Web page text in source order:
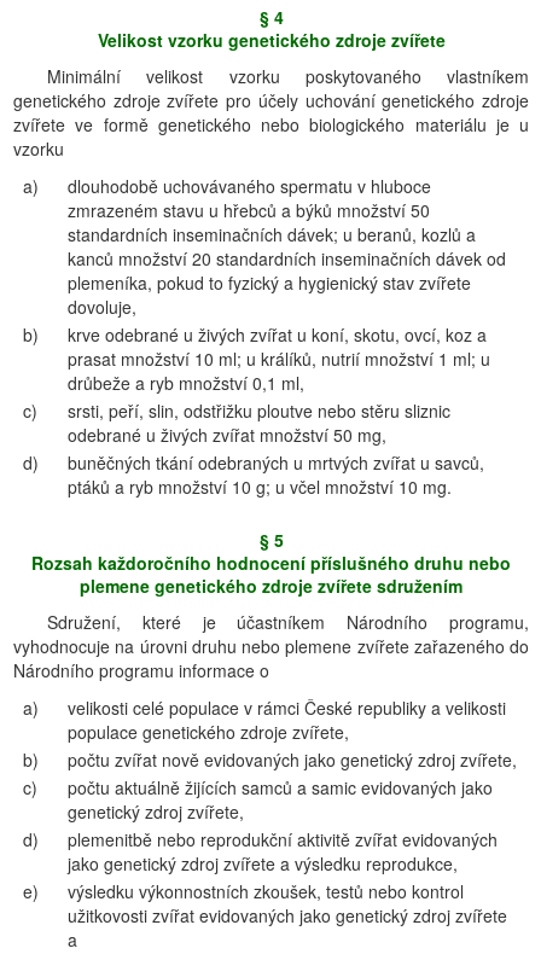
§ 4
Velikost vzorku genetického zdroje zvířete
Minimální velikost vzorku poskytovaného vlastníkem
genetického zdroje zvířete pro účely uchování genetického zdroje
zvířete ve formě genetického nebo biologického materiálu je u
vzorku
a)
dlouhodobě uchovávaného spermatu v hluboce
zmrazeném stavu u hřebců a býků množství 50
standardních inseminačních dávek; u beranů, kozlů a
kanců množství 20 standardních inseminačních dávek od
plemeníka, pokud to fyzický a hygienický stav zvířete
dovoluje,
b)
krve odebrané u živých zvířat u koní, skotu, ovcí, koz a
prasat množství 10 ml; u králíků, nutrií množství 1 ml; u
drůbeže a ryb množství 0,1 ml,
c)
srsti, peří, slin, odstřižku ploutve nebo stěru sliznic
odebrané u živých zvířat množství 50 mg,
d)
buněčných tkání odebraných u mrtvých zvířat u savců,
ptáků a ryb množství 10 g; u včel množství 10 mg.
§ 5
Rozsah každoročního hodnocení příslušného druhu nebo
plemene genetického zdroje zvířete sdružením
Sdružení, které je účastníkem Národního programu,
vyhodnocuje na úrovni druhu nebo plemene zvířete zařazeného do
Národního programu informace o
a)
velikosti celé populace v rámci České republiky a velikosti
populace genetického zdroje zvířete,
b)
počtu zvířat nově evidovaných jako genetický zdroj zvířete,
c)
počtu aktuálně žijících samců a samic evidovaných jako
genetický zdroj zvířete,
d)
plemenitbě nebo reprodukční aktivitě zvířat evidovaných
jako genetický zdroj zvířete a výsledku reprodukce,
e)
výsledku výkonnostních zkoušek, testů nebo kontrol
užitkovosti zvířat evidovaných jako genetický zdroj zvířete
a